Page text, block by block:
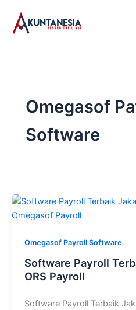
content
Omegasof
Software
Omegasof Payroll Software
Software Payroll
ORS Payroll
Software Payroll Terbaik